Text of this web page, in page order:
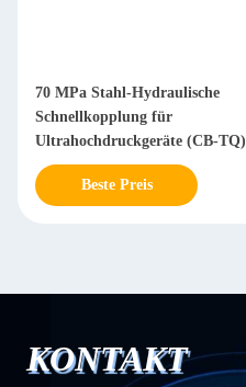
70 MPa Stahl-Hydraulische
Schnellkopplung für
Ultrahochdruckgeräte (CB-TQ)
Beste Preis
KONTAKT